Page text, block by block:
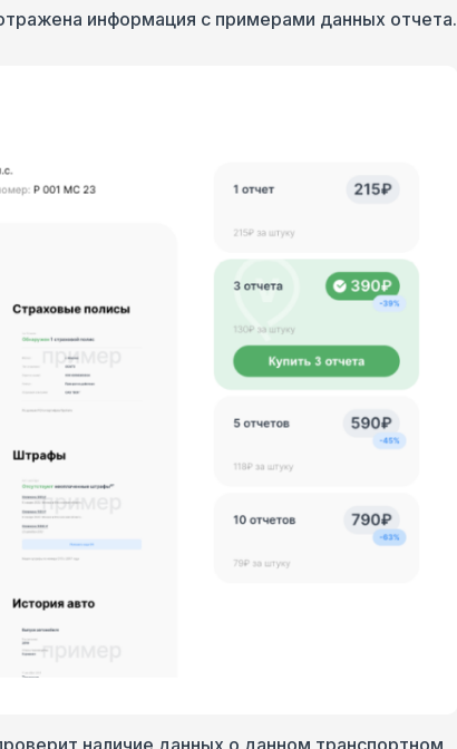
информация с примерами данных отчета.
наличие данных о данном транспортном